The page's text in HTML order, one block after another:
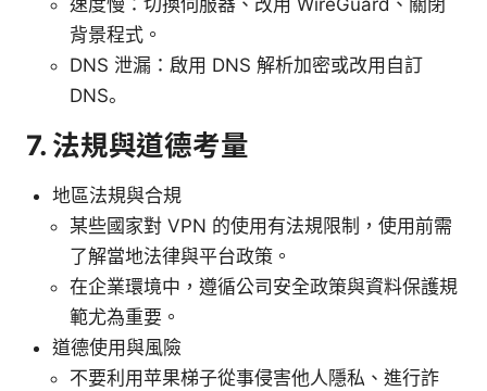
背景程式。
DNS 泄漏：啟用 DNS 解析加密或改用自訂
DNS。
7. 法規與道德考量
地區法規與合規
某些國家對 VPN 的使用有法規限制，使用前需
了解當地法律與平台政策。
在企業環境中，遵循公司安全政策與資料保護規
範尤為重要。
道德使用與風險
不要利用苹果梯子從事侵害他人隱私、進行詐